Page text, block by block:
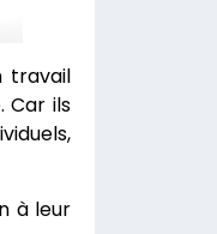
travail
Car ils
à leur